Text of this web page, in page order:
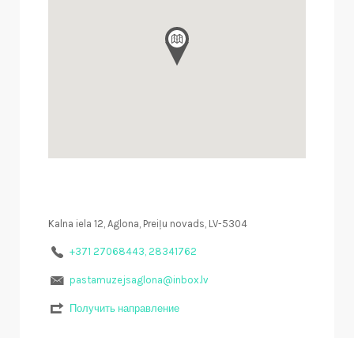
Kalna iela 12, Aglona, Preiļu novads, LV-5304
+371 27068443, 28341762
pastamuzejsaglona@inbox.lv
Получить направление